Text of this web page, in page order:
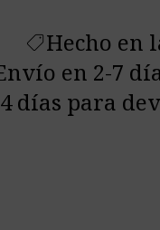
shoppingmodeHecho en
en 2-7
días para